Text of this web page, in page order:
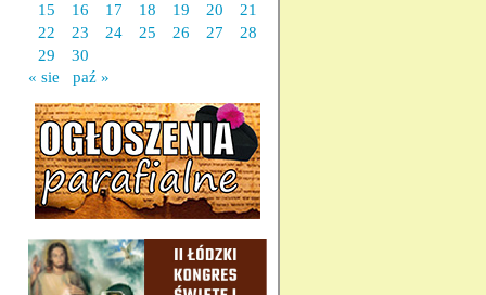
15
16 17 18 19 20
21
22
23 24 25 26 27
28
29
30
« sie
paź »